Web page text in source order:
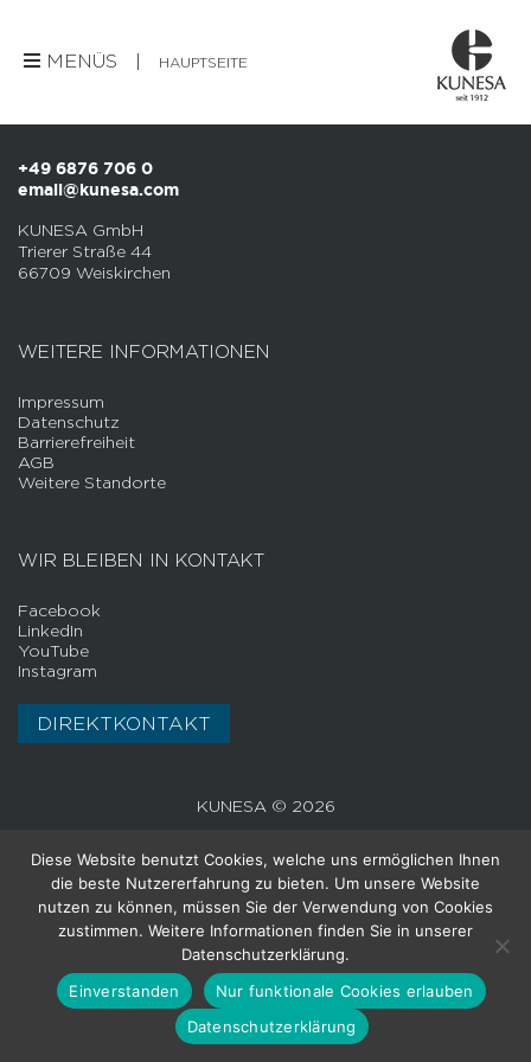
MENÜS | HAUPTSEITE
+49 6876 706 0
email@kunesa.com
KUNESA GmbH
Trierer Straße 44
66709 Weiskirchen
WEITERE INFORMATIONEN
Impressum
Datenschutz
Barrierefreiheit
AGB
Weitere Standorte
WIR BLEIBEN IN KONTAKT
Facebook
LinkedIn
YouTube
Instagram
DIREKTKONTAKT
KUNESA © 2026
Diese Website benutzt Cookies, welche uns ermöglichen Ihnen
die beste Nutzererfahrung zu bieten. Um unsere Website
nutzen zu können, müssen Sie der Verwendung von Cookies
zustimmen. Weitere Informationen finden Sie in unserer
Datenschutzerklärung.
Einverstanden
Nur funktionale Cookies erlauben
Datenschutzerklärung